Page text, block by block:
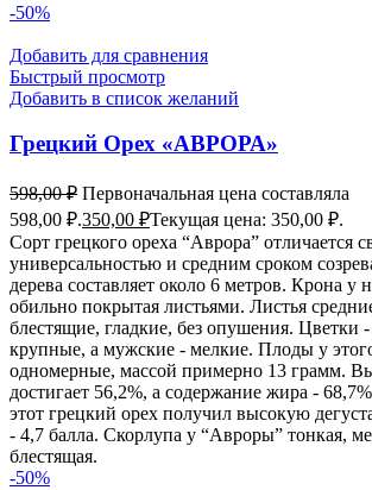
-50%
Добавить для сравнения
Быстрый просмотр
Добавить в список желаний
Грецкий Орех «АВРОРА»
598,00₽ Первоначальная цена составляла
598,00 ₽.350,00 ₽Текущая цена: 350,00 ₽.
Сорт грецкого ореха “Аврора” отличается
универсальностью и средним сроком
дерева составляет около 6 метров. Крона у
обильно покрытая листьями. Листья
блестящие, гладкие, без опушения. Цветки
крупные, а мужские - мелкие. Плоды у
одномерные, массой примерно 13 грамм.
достигает 56,2%, а содержание жира -
этот грецкий орех получил высокую
- 4,7 балла. Скорлупа у “Авроры” тонкая,
блестящая.
-50%